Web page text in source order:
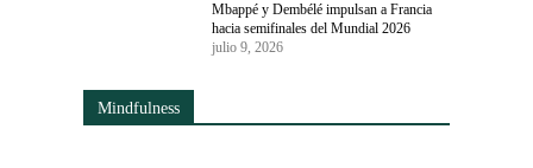
Mbappé y Dembélé impulsan a Francia
hacia semifinales del Mundial 2026
julio 9, 2026
Mindfulness